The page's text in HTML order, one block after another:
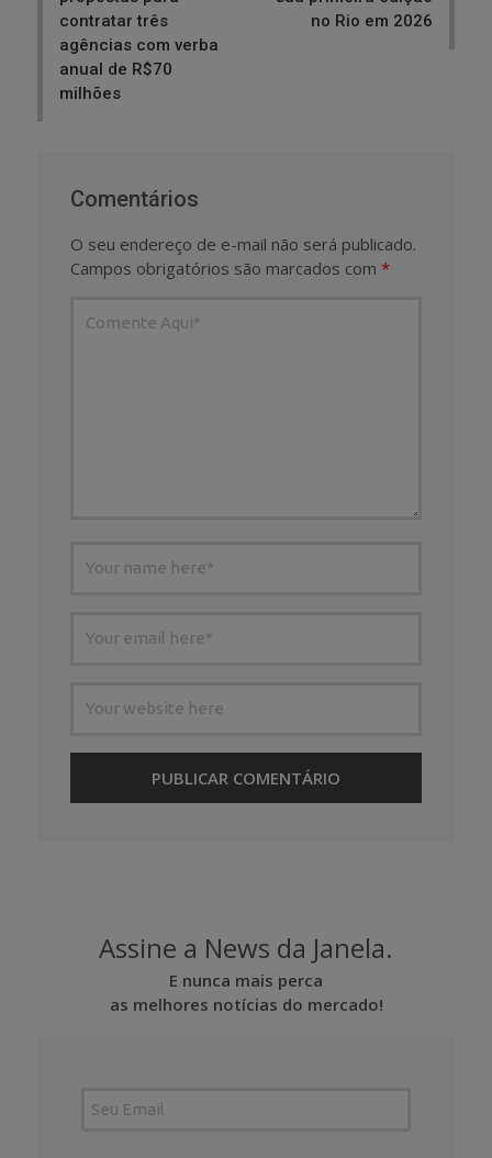
contratar três
agências com verba
anual de R$70
milhões
no Rio em 2026
Comentários
O seu endereço de e-mail não será publicado.
Campos obrigatórios são marcados com *
Assine a News da Janela.
E nunca mais perca
as melhores notícias do mercado!